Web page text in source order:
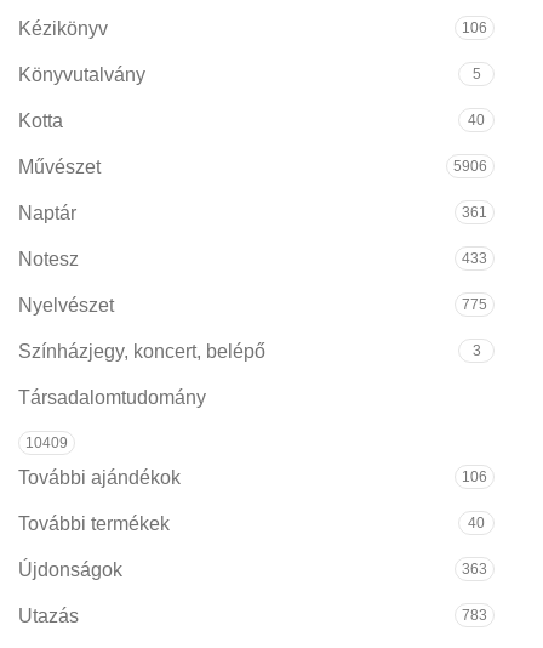
Kézikönyv 106
Könyvutalvány 5
Kotta 40
Művészet 5906
Naptár 361
Notesz 433
Nyelvészet 775
Színházjegy, koncert, belépő 3
Társadalomtudomány
10409
További ajándékok 106
További termékek 40
Újdonságok 363
Utazás 783